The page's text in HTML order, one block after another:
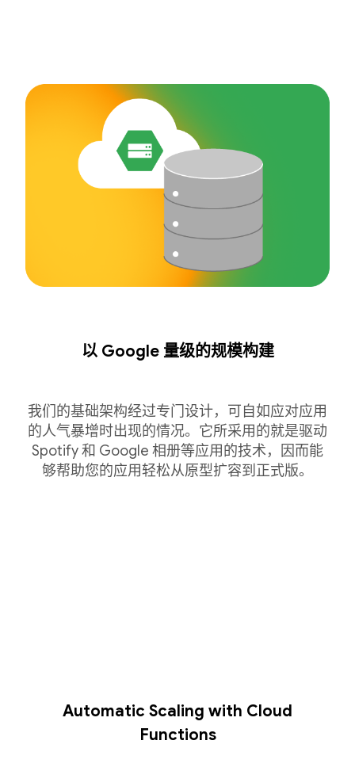
以 Google 量级的规模构建
我们的基础架构经过专门设计，可自如应对应用
的人气暴增时出现的情况。它所采用的就是驱动
Spotify 和 Google 相册等应用的技术，因而能
够帮助您的应用轻松从原型扩容到正式版。
Automatic Scaling with Cloud
Functions